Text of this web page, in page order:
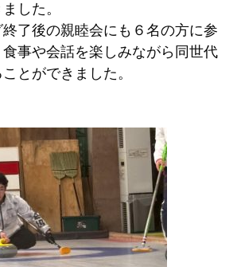
した。
了後の親睦会にも６名の方に参
事や会話を楽しみながら同世代
とができました。